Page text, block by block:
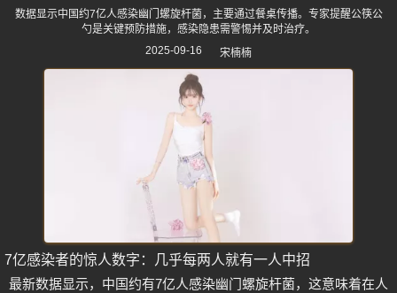
数据显示中国约7亿人感染幽门螺旋杆菌，主要通过餐桌传播。专家提醒公筷公
勺是关键预防措施，感染隐患需警惕并及时治疗。
2025-09-16
宋楠楠
7亿感染者的惊人数字：几乎每两人就有一人中招
最新数据显示，中国约有7亿人感染幽门螺旋杆菌，这意味着在人